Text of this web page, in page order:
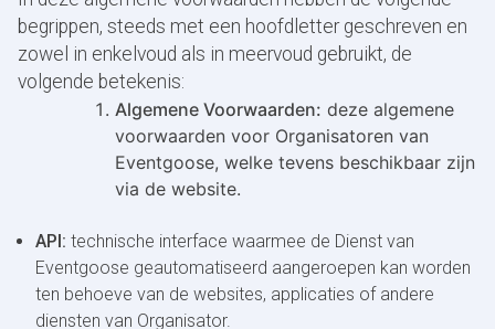
begrippen, steeds met een hoofdletter geschreven en
zowel in enkelvoud als in meervoud gebruikt, de
volgende betekenis:
Algemene Voorwaarden: deze algemene
voorwaarden voor Organisatoren van
Eventgoose, welke tevens beschikbaar zijn
via de website.
API: technische interface waarmee de Dienst van
Eventgoose geautomatiseerd aangeroepen kan worden
ten behoeve van de websites, applicaties of andere
diensten van Organisator.